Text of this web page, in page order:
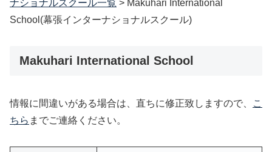
ナショナルスクール一覧 > Makuhari International
School(幕張インターナショナルスクール)
Makuhari International School
情報に間違いがある場合は、直ちに修正致しますので、
こ
ちら までご連絡ください。